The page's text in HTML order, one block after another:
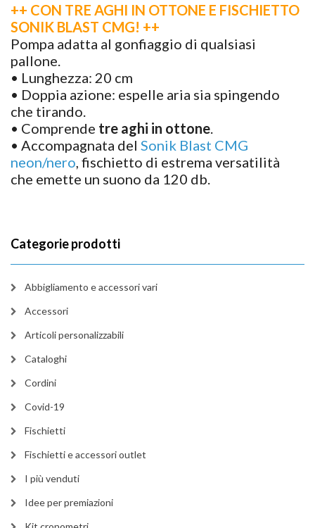
++ CON TRE AGHI IN OTTONE E FISCHIETTO
SONIK BLAST CMG! ++
Pompa adatta al gonfiaggio di qualsiasi
pallone.
• Lunghezza: 20 cm
• Doppia azione: espelle aria sia spingendo
che tirando.
• Comprende tre aghi in ottone
• Accompagnata del Sonik Blast CMG
neon/nero , fischietto di estrema versatilità
che emette un suono da 120 db.
Categorie prodotti
Abbigliamento e accessori vari
Accessori
Articoli personalizzabili
Cataloghi
Cordini
Covid-19
Fischietti
Fischietti e accessori outlet
I più venduti
Idee per premiazioni